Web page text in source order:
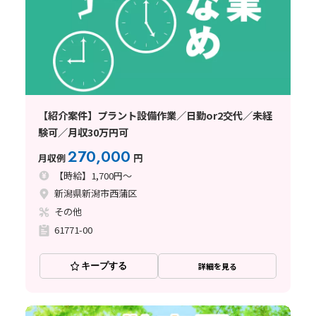
【紹介案件】プラント設備作業／日勤or2交代／未経
験可／月収30万円可
月収例270,000 円
【時給】1,700円～
新潟県新潟市西蒲区
その他
61771-00
キープする 詳細を見る